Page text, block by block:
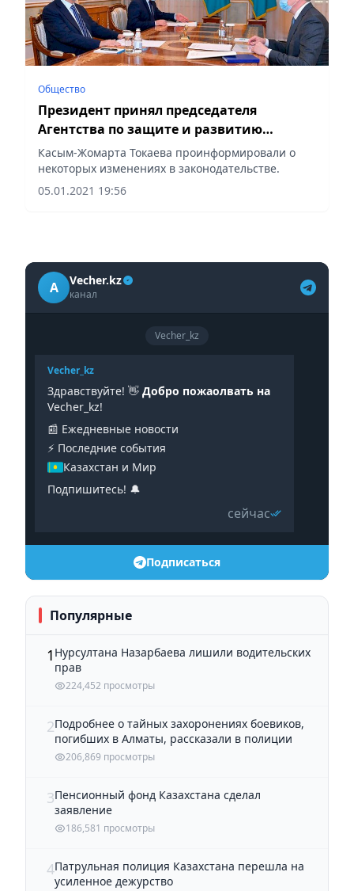
Общество
Президент принял председателя
Агентства по защите и развитию
конкуренции
Касым-Жомарта Токаева проинформировали о
некоторых изменениях в законодательстве.
05.01.2021 19:56
A Vecher.kz
канал
Vecher_kz
Vecher_kz
Здравствуйте! 👋 Добро пожаолвать на
Vecher_kz!
📰 Ежедневные новости
⚡️ Последние события
Казахстан и Мир
Подпишитесь! 🔔
сейчас
Подписаться
Популярные
1 Нурсултана Назарбаева лишили водительских
прав
224,452 просмотры
2Подробнее о тайных захоронениях боевиков,
погибших в Алматы, рассказали в полиции
206,869 просмотры
3Пенсионный фонд Казахстана сделал
заявление
186,581 просмотры
4Патрульная полиция Казахстана перешла на
усиленное дежурство